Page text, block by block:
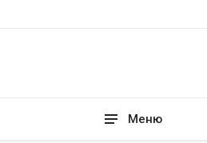
Меню